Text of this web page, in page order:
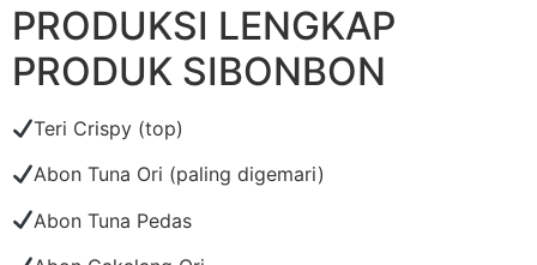
PRODUKSI LENGKAP
PRODUK SIBONBON
Teri Crispy (top)
Abon Tuna Ori (paling digemari)
Abon Tuna Pedas